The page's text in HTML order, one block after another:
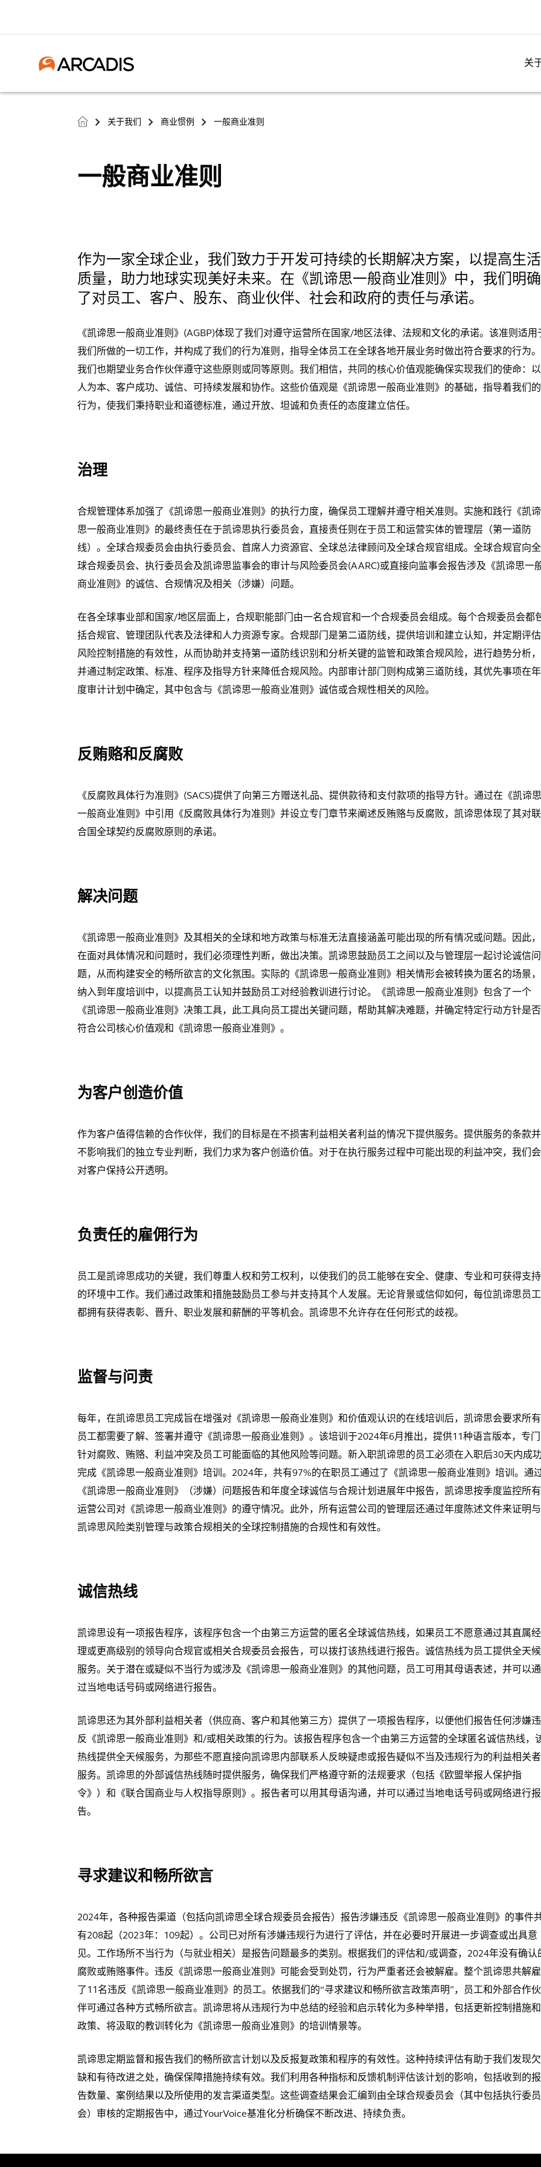
关
> 关于我们 > 商业惯例 > 一般商业准则
一般商业准则
作为一家全球企业，我们致力于开发可持续的长期解决方案，以提高生活
质量，助力地球实现美好未来。在《凯谛思一般商业准则》中，我们明确
了对员工、客户、股东、商业伙伴、社会和政府的责任与承诺。
《凯谛思一般商业准则》(AGBP)体现了我们对遵守运营所在国家/地区法律、法规和文化的承诺。该准则适用
我们所做的一切工作，并构成了我们的行为准则，指导全体员工在全球各地开展业务时做出符合要求的行为。
我们也期望业务合作伙伴遵守这些原则或同等原则。我们相信，共同的核心价值观能确保实现我们的使命：以
人为本、客户成功、诚信、可持续发展和协作。这些价值观是《凯谛思一般商业准则》的基础，指导着我们的
行为，使我们秉持职业和道德标准，通过开放、坦诚和负责任的态度建立信任。
治理
合规管理体系加强了《凯谛思一般商业准则》的执行力度，确保员工理解并遵守相关准则。实施和践行《凯谛
思一般商业准则》的最终责任在于凯谛思执行委员会，直接责任则在于员工和运营实体的管理层（第一道防
线）。全球合规委员会由执行委员会、首席人力资源官、全球总法律顾问及全球合规官组成。全球合规官向全
球合规委员会、执行委员会及凯谛思监事会的审计与风险委员会(AARC)或直接向监事会报告涉及《凯谛思一
商业准则》的诚信、合规情况及相关（涉嫌）问题。
在各全球事业部和国家/地区层面上，合规职能部门由一名合规官和一个合规委员会组成。每个合规委员会都
括合规官、管理团队代表及法律和人力资源专家。合规部门是第二道防线，提供培训和建立认知，并定期评估
风险控制措施的有效性，从而协助并支持第一道防线识别和分析关键的监管和政策合规风险，进行趋势分析，
并通过制定政策、标准、程序及指导方针来降低合规风险。内部审计部门则构成第三道防线，其优先事项在年
度审计计划中确定，其中包含与《凯谛思一般商业准则》诚信或合规性相关的风险。
反贿赂和反腐败
《反腐败具体行为准则》(SACS)提供了向第三方赠送礼品、提供款待和支付款项的指导方针。通过在《凯谛思
一般商业准则》中引用《反腐败具体行为准则》并设立专门章节来阐述反贿赂与反腐败，凯谛思体现了其对联
合国全球契约反腐败原则的承诺。
解决问题
《凯谛思一般商业准则》及其相关的全球和地方政策与标准无法直接涵盖可能出现的所有情况或问题。因此，
在面对具体情况和问题时，我们必须理性判断，做出决策。凯谛思鼓励员工之间以及与管理层一起讨论诚信问
题，从而构建安全的畅所欲言的文化氛围。实际的《凯谛思一般商业准则》相关情形会被转换为匿名的场景，
纳入到年度培训中，以提高员工认知并鼓励员工对经验教训进行讨论。《凯谛思一般商业准则》包含了一个
《凯谛思一般商业准则》决策工具，此工具向员工提出关键问题，帮助其解决难题，并确定特定行动方针是否
符合公司核心价值观和《凯谛思一般商业准则》。
为客户创造价值
作为客户值得信赖的合作伙伴，我们的目标是在不损害利益相关者利益的情况下提供服务。提供服务的条款并
不影响我们的独立专业判断，我们力求为客户创造价值。对于在执行服务过程中可能出现的利益冲突，我们会
对客户保持公开透明。
负责任的雇佣行为
员工是凯谛思成功的关键，我们尊重人权和劳工权利，以使我们的员工能够在安全、健康、专业和可获得支持
的环境中工作。我们通过政策和措施鼓励员工参与并支持其个人发展。无论背景或信仰如何，每位凯谛思员工
都拥有获得表彰、晋升、职业发展和薪酬的平等机会。凯谛思不允许存在任何形式的歧视。
监督与问责
每年，在凯谛思员工完成旨在增强对《凯谛思一般商业准则》和价值观认识的在线培训后，凯谛思会要求所有
员工都需要了解、签署并遵守《凯谛思一般商业准则》。该培训于2024年6月推出，提供11种语言版本，专门
针对腐败、贿赂、利益冲突及员工可能面临的其他风险等问题。新入职凯谛思的员工必须在入职后30天内成
完成《凯谛思一般商业准则》培训。2024年，共有97%的在职员工通过了《凯谛思一般商业准则》培训。通
《凯谛思一般商业准则》（涉嫌）问题报告和年度全球诚信与合规计划进展年中报告，凯谛思按季度监控所有
运营公司对《凯谛思一般商业准则》的遵守情况。此外，所有运营公司的管理层还通过年度陈述文件来证明与
凯谛思风险类别管理与政策合规相关的全球控制措施的合规性和有效性。
诚信热线
凯谛思设有一项报告程序，该程序包含一个由第三方运营的匿名全球诚信热线，如果员工不愿意通过其直属经
理或更高级别的领导向合规官或相关合规委员会报告，可以拨打该热线进行报告。诚信热线为员工提供全天候
服务。关于潜在或疑似不当行为或涉及《凯谛思一般商业准则》的其他问题，员工可用其母语表述，并可以通
过当地电话号码或网络进行报告。
凯谛思还为其外部利益相关者（供应商、客户和其他第三方）提供了一项报告程序，以便他们报告任何涉嫌违
反《凯谛思一般商业准则》和/或相关政策的行为。该报告程序包含一个由第三方运营的全球匿名诚信热线，
热线提供全天候服务，为那些不愿直接向凯谛思内部联系人反映疑虑或报告疑似不当及违规行为的利益相关者
服务。凯谛思的外部诚信热线随时提供服务，确保我们严格遵守新的法规要求（包括《欧盟举报人保护指
令》）和《联合国商业与人权指导原则》。报告者可以用其母语沟通，并可以通过当地电话号码或网络进行报
告。
寻求建议和畅所欲言
2024年，各种报告渠道（包括向凯谛思全球合规委员会报告）报告涉嫌违反《凯谛思一般商业准则》的事件
有208起（2023年：109起）。公司已对所有涉嫌违规行为进行了评估，并在必要时开展进一步调查或出具意
见。工作场所不当行为（与就业相关）是报告问题最多的类别。根据我们的评估和/或调查，2024年没有确认
腐败或贿赂事件。违反《凯谛思一般商业准则》可能会受到处罚，行为严重者还会被解雇。整个凯谛思共解雇
了11名违反《凯谛思一般商业准则》的员工。依据我们的“寻求建议和畅所欲言政策声明”，员工和外部合作伙
伴可通过各种方式畅所欲言。凯谛思将从违规行为中总结的经验和启示转化为多种举措，包括更新控制措施和
政策、将汲取的教训转化为《凯谛思一般商业准则》的培训情景等。
凯谛思定期监督和报告我们的畅所欲言计划以及反报复政策和程序的有效性。这种持续评估有助于我们发现欠
缺和有待改进之处，确保保障措施持续有效。我们利用各种指标和反馈机制评估该计划的影响，包括收到的报
告数量、案例结果以及所使用的发言渠道类型。这些调查结果会汇编到由全球合规委员会（其中包括执行委员
会）审核的定期报告中，通过YourVoice基准化分析确保不断改进、持续负责。